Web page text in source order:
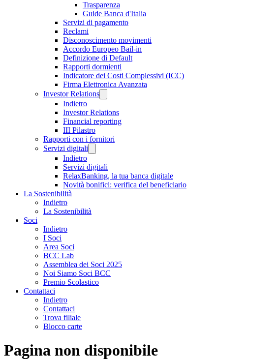
Trasparenza
Guide Banca d'Italia
Servizi di pagamento
Reclami
Disconoscimento movimenti
Accordo Europeo Bail-in
Definizione di Default
Rapporti dormienti
Indicatore dei Costi Complessivi (ICC)
Firma Elettronica Avanzata
Investor Relations
Indietro
Investor Relations
Financial reporting
III Pilastro
Rapporti con i fornitori
Servizi digitali
Indietro
Servizi digitali
RelaxBanking, la tua banca digitale
Novità bonifici: verifica del beneficiario
La Sostenibilità
Indietro
La Sostenibilità
Soci
Indietro
I Soci
Area Soci
BCC Lab
Assemblea dei Soci 2025
Noi Siamo Soci BCC
Premio Scolastico
Contattaci
Indietro
Contattaci
Trova filiale
Blocco carte
Pagina non disponibile